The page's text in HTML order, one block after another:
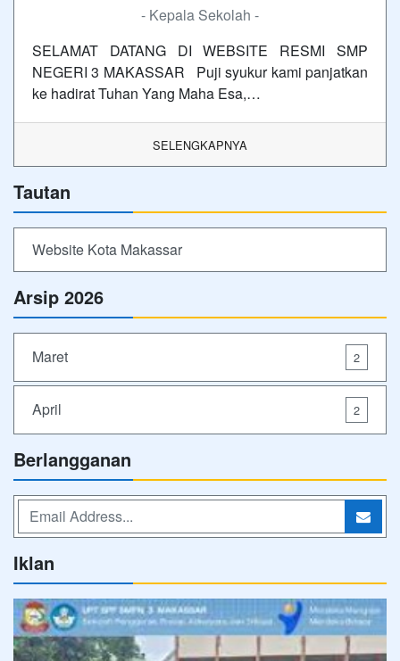
- Kepala Sekolah -
SELAMAT DATANG DI WEBSITE RESMI SMP
NEGERI 3 MAKASSAR Puji syukur kami panjatkan
ke hadirat Tuhan Yang Maha Esa,…
SELENGKAPNYA
Tautan
Website Kota Makassar
Arsip 2026
Maret 2
April 2
Berlangganan
Iklan